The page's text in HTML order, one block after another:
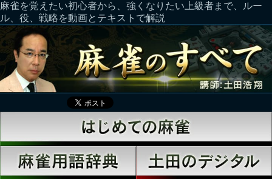
麻雀を覚えたい初心者から、強くなりたい上級者まで、ルー
ル、役、戦略を動画とテキストで解説